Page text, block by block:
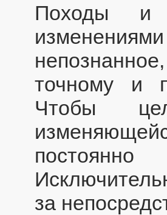
Походы и
точному и
Чтобы
постоянно
за